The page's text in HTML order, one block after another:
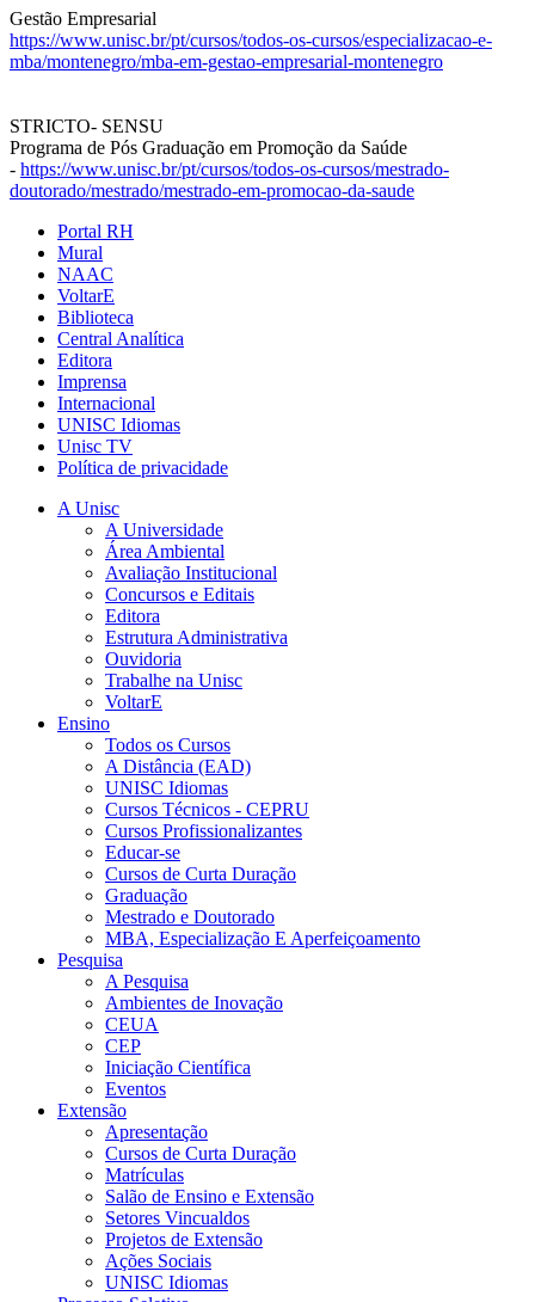
Gestão Empresarial
https://www.unisc.br/pt/cursos/todos-os-cursos/especializacao-e-
mba/montenegro/mba-em-gestao-empresarial-montenegro
STRICTO- SENSU
Programa de Pós Graduação em Promoção da Saúde
- https://www.unisc.br/pt/cursos/todos-os-cursos/mestrado-
doutorado/mestrado/mestrado-em-promocao-da-saude
Portal RH
Mural
NAAC
VoltarE
Biblioteca
Central Analítica
Editora
Imprensa
Internacional
UNISC Idiomas
Unisc TV
Política de privacidade
A Unisc
A Universidade
Área Ambiental
Avaliação Institucional
Concursos e Editais
Editora
Estrutura Administrativa
Ouvidoria
Trabalhe na Unisc
VoltarE
Ensino
Todos os Cursos
A Distância (EAD)
UNISC Idiomas
Cursos Técnicos - CEPRU
Cursos Profissionalizantes
Educar-se
Cursos de Curta Duração
Graduação
Mestrado e Doutorado
MBA, Especialização E Aperfeiçoamento
Pesquisa
A Pesquisa
Ambientes de Inovação
CEUA
CEP
Iniciação Científica
Eventos
Extensão
Apresentação
Cursos de Curta Duração
Matrículas
Salão de Ensino e Extensão
Setores Vincualdos
Projetos de Extensão
Ações Sociais
UNISC Idiomas